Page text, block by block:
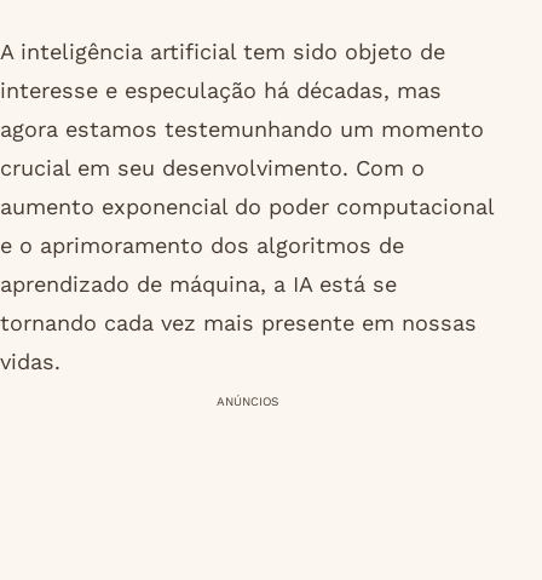
A inteligência artificial tem sido objeto de
interesse e especulação há décadas, mas
agora estamos testemunhando um momento
crucial em seu desenvolvimento. Com o
aumento exponencial do poder computacional
e o aprimoramento dos algoritmos de
aprendizado de máquina, a IA está se
tornando cada vez mais presente em nossas
vidas.
ANÚNCIOS